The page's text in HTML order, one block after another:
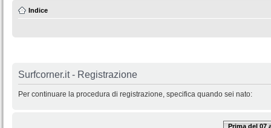
Indice
Surfcorner.it - Registrazione
Per continuare la procedura di registrazione, specifica quando sei nato:
Prima del 07